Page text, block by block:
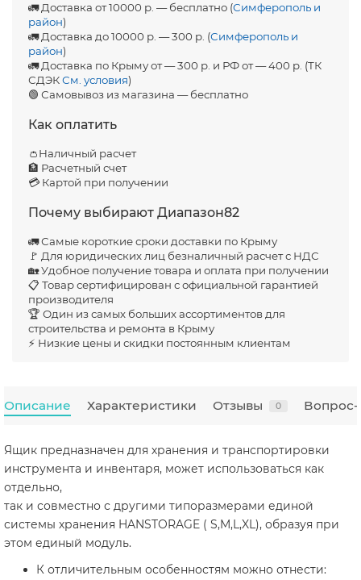
🚛 Доставка от 10000 р. — бесплатно (Симферополь и
район)
🚛 Доставка до 10000 р. — 300 р. (Симферополь и
район)
🚛 Доставка по Крыму от — 300 р. и РФ от — 400 р. (ТК
СДЭКСм. условия)
🟢 Самовывоз из магазина — бесплатно
Как оплатить
👛Наличный расчет
🏦 Расчетный счет
💳 Картой при получении
Почему выбирают Диапазон82
🚛 Самые короткие сроки доставки по Крыму
🚩 Для юридических лиц безналичный расчет с НДС
🏡 Удобное получение товара и оплата при получении
📋 Товар сертифицирован с официальной гарантией
производителя
🏆 Один из самых больших ассортиментов для
строительства и ремонта в Крыму
⚡ Низкие цены и скидки постоянным клиентам
Описание Характеристики Отзывы 0 Вопрос-
Ящик предназначен для хранения и транспортировки
инструмента и инвентаря, может использоваться как
отдельно,
так и совместно с другими типоразмерами единой
системы хранения HANSTORAGE ( S,M,L,XL), образуя при
этом единый модуль.
К отличительным особенностям можно отнести: